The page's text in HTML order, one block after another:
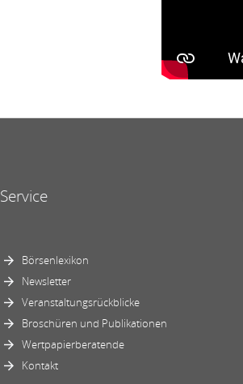
Service
Börsenlexikon
Newsletter
Veranstaltungsrückblicke
Broschüren und Publikationen
Wertpapierberatende
Kontakt